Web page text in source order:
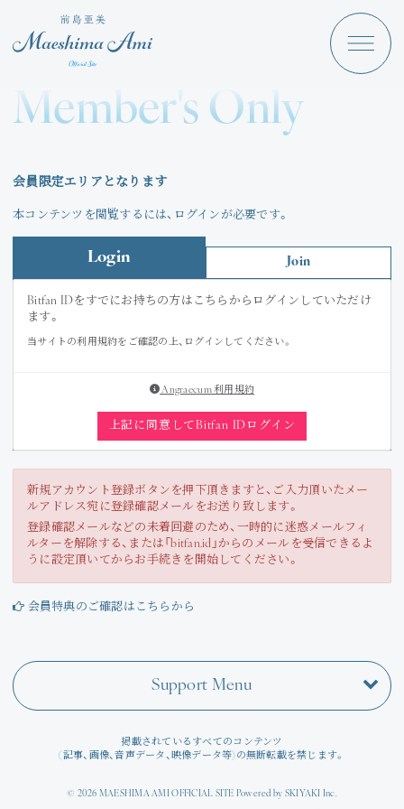
Maeshima Ami Discography
News
Profile
Store
Join
Photo
Movie
Wallpaper
Voice
回想録
Member's Only
会員限定エリアとなります
本コンテンツを閲覧するには、ログインが必要です。
Login Join
Bitfan IDをすでにお持ちの方はこちらからログインしていただけ
ます。
当サイトの利用規約をご確認の上、ログインしてください。
Angraecum 利用規約
上記に同意してBitfan IDログイン
新規アカウント登録ボタンを押下頂きますと、ご入力頂いたメー
ルアドレス宛に登録確認メールをお送り致します。
登録確認メールなどの未着回避のため、一時的に迷惑メールフィ
ルターを解除する、または「bitfan.id」からのメールを受信できるよ
うに設定頂いてからお手続きを開始してください。
会員特典のご確認はこちらから
Support Menu
掲載されているすべてのコンテンツ
(記事、画像、音声データ、映像データ等)の無断転載を禁じます。
© 2026 MAESHIMA AMI OFFICIAL SITE Powered by SKIYAKI Inc.